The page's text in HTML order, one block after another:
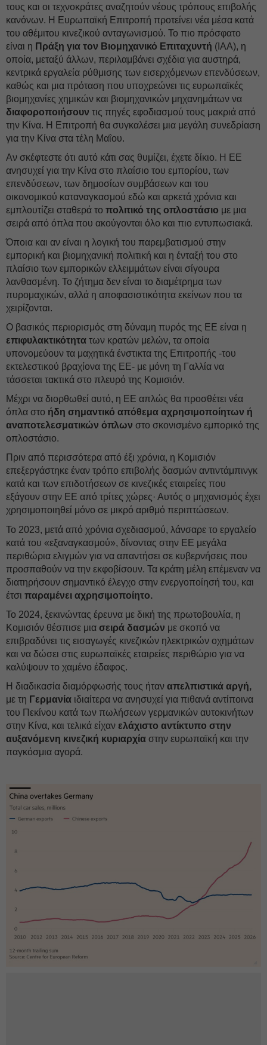
τους και οι τεχνοκράτες αναζητούν νέους τρόπους επιβολής
κανόνων. Η Ευρωπαϊκή Επιτροπή προτείνει νέα μέσα κατά
του αθέμιτου κινεζικού ανταγωνισμού. Το πιο πρόσφατο
είναι η Πράξη για τον Βιομηχανικό Επιταχυντή (IAA), η
οποία, μεταξύ άλλων, περιλαμβάνει σχέδια για αυστηρά,
κεντρικά εργαλεία ρύθμισης των εισερχόμενων επενδύσεων,
καθώς και μια πρόταση που υποχρεώνει τις ευρωπαϊκές
βιομηχανίες χημικών και βιομηχανικών μηχανημάτων να
διαφοροποιήσουν τις πηγές εφοδιασμού τους μακριά από
την Κίνα. Η Επιτροπή θα συγκαλέσει μια μεγάλη συνεδρίαση
για την Κίνα στα τέλη Μαΐου.
Αν σκέφτεστε ότι αυτό κάτι σας θυμίζει, έχετε δίκιο. Η ΕΕ
ανησυχεί για την Κίνα στο πλαίσιο του εμπορίου, των
επενδύσεων, των δημοσίων συμβάσεων και του
οικονομικού καταναγκασμού εδώ και αρκετά χρόνια και
εμπλουτίζει σταθερά το πολιτικό της οπλοστάσιο με μια
σειρά από όπλα που ακούγονται όλο και πιο εντυπωσιακά.
Όποια και αν είναι η λογική του παρεμβατισμού στην
εμπορική και βιομηχανική πολιτική και η ένταξή του στο
πλαίσιο των εμπορικών ελλειμμάτων είναι σίγουρα
λανθασμένη. Το ζήτημα δεν είναι το διαμέτρημα των
πυρομαχικών, αλλά η αποφασιστικότητα εκείνων που τα
χειρίζονται.
Ο βασικός περιορισμός στη δύναμη πυρός της ΕΕ είναι η
επιφυλακτικότητα των κρατών μελών, τα οποία
υπονομεύουν τα μαχητικά ένστικτα της Επιτροπής -του
εκτελεστικού βραχίονα της ΕΕ- με μόνη τη Γαλλία να
τάσσεται τακτικά στο πλευρό της Κομισιόν.
Μέχρι να διορθωθεί αυτό, η ΕΕ απλώς θα προσθέτει νέα
όπλα στο ήδη σημαντικό απόθεμα αχρησιμοποίητων ή
αναποτελεσματικών όπλων στο σκονισμένο εμπορικό της
οπλοστάσιο.
Πριν από περισσότερα από έξι χρόνια, η Κομισιόν
επεξεργάστηκε έναν τρόπο επιβολής δασμών αντιντάμπινγκ
κατά και των επιδοτήσεων σε κινεζικές εταιρείες που
εξάγουν στην ΕΕ από τρίτες χώρες· Αυτός ο μηχανισμός έχει
χρησιμοποιηθεί μόνο σε μικρό αριθμό περιπτώσεων.
Το 2023, μετά από χρόνια σχεδιασμού, λάνσαρε το εργαλείο
κατά του «εξαναγκασμού», δίνοντας στην ΕΕ μεγάλα
περιθώρια ελιγμών για να απαντήσει σε κυβερνήσεις που
προσπαθούν να την εκφοβίσουν. Τα κράτη μέλη επέμεναν να
διατηρήσουν σημαντικό έλεγχο στην ενεργοποίησή του, και
έτσι παραμένει αχρησιμοποίητο.
Το 2024, ξεκινώντας έρευνα με δική της πρωτοβουλία, η
Κομισιόν θέσπισε μια σειρά δασμών με σκοπό να
επιβραδύνει τις εισαγωγές κινεζικών ηλεκτρικών οχημάτων
και να δώσει στις ευρωπαϊκές εταιρείες περιθώριο για να
καλύψουν το χαμένο έδαφος.
Η διαδικασία διαμόρφωσής τους ήταν απελπιστικά αργή,
με τη Γερμανία ιδιαίτερα να ανησυχεί για πιθανά αντίποινα
του Πεκίνου κατά των πωλήσεων γερμανικών αυτοκινήτων
στην Κίνα, και τελικά είχαν ελάχιστο αντίκτυπο στην
αυξανόμενη κινεζική κυριαρχία στην ευρωπαϊκή και την
παγκόσμια αγορά.